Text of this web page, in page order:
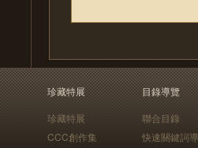
珍藏特展
珍藏特展
CCC創作集
目錄導覽
聯合目錄
快速關鍵詞